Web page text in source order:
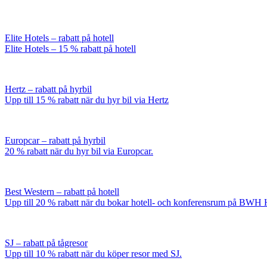
Elite Hotels – rabatt på hotell
Elite Hotels – 15 % rabatt på hotell
Hertz – rabatt på hyrbil
Upp till 15 % rabatt när du hyr bil via Hertz
Europcar – rabatt på hyrbil
20 % rabatt när du hyr bil via Europcar.
Best Western – rabatt på hotell
Upp till 20 % rabatt när du bokar hotell- och konferensrum på BWH
SJ – rabatt på tågresor
Upp till 10 % rabatt när du köper resor med SJ.